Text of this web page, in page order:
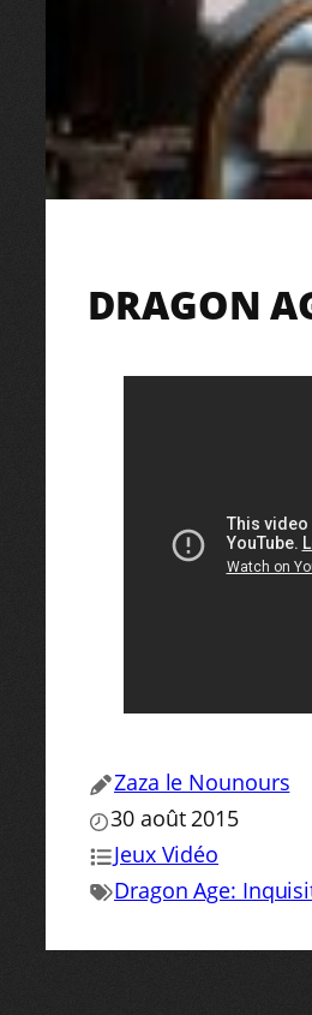
DRAGON
Zaza le Nounours
30 août 2015
Jeux Vidéo
Dragon Age: